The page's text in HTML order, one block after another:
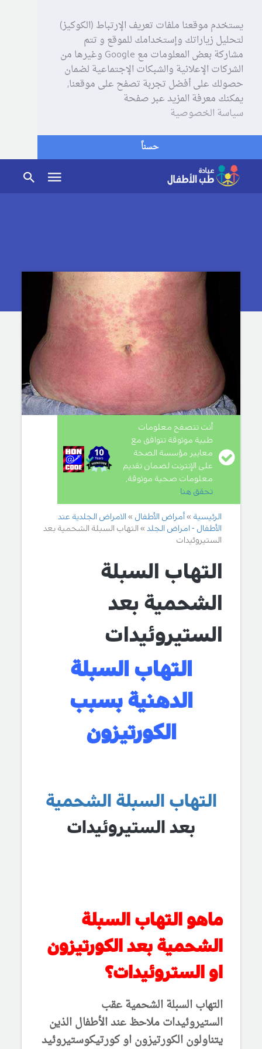
يستخدم موقعنا ملفات تعريف الإرتباط (الكوكيز)
لتحليل زياراتك وإستخدامك للموقع و تتم
مشاركة بعض المعلومات مع Google وغيرها من
الشركات الإعلانية والشبكات الإجتماعية لضمان
حصولك على أفضل تجربة تصفح على موقعنا,
يمكنك معرفة المزيد عبر صفحة
سياسة الخصوصية
حسناً
أنت تتصفح معلومات
طبية موثوقة تتوافق مع
معايير مؤسسة الصحة
على الإنترنت لضمان تقديم
معلومات صحية موثوقة,
تحقق هنا.
الرئيسية أمراض الأطفال
الامراض الجلدية عند
الأطفال - امراض الجلد
التهاب السبلة الشحمية بعد
الستيروئيدات
التهاب السبلة
الشحمية بعد
الستيروئيدات
التهاب السبلة
الدهنية بسبب
الكورتيزون
التهاب السبلة الشحمية
بعد الستيروئيدات
ماهو التهاب السبلة
الشحمية بعد الكورتيزون
او الستروئيدات؟
التهاب السبلة الشحمية عقب
الستيروئيدات ملاحظ عند الأطفال الذين
يتناولون الكورتيزون او كورتيكوستيروئيد